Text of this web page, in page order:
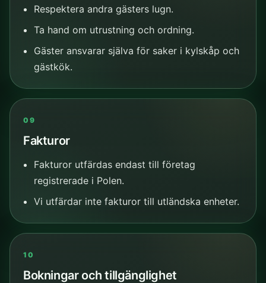
Respektera andra gästers lugn.
Ta hand om utrustning och ordning.
Gäster ansvarar själva för saker i kylskåp och
gästkök.
09
Fakturor
Fakturor utfärdas endast till företag
registrerade i Polen.
Vi utfärdar inte fakturor till utländska enheter.
10
Bokningar och tillgänglighet